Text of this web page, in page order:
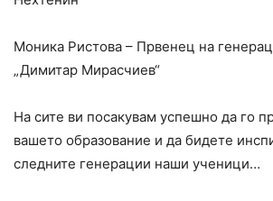
Моника Ристова – Првенец на
„Димитар Мирасчиев“
На сите ви посакувам успешно да го
вашето образование и да бидете
следните генерации наши ученици…